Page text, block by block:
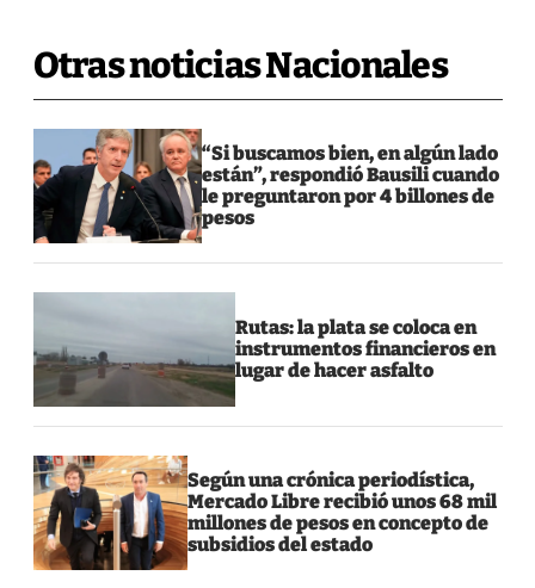
Otras noticias Nacionales
“Si buscamos bien, en algún lado
están”, respondió Bausili cuando
le preguntaron por 4 billones de
pesos
Rutas: la plata se coloca en
instrumentos financieros en
lugar de hacer asfalto
Según una crónica periodística,
Mercado Libre recibió unos 68 mil
millones de pesos en concepto de
subsidios del estado